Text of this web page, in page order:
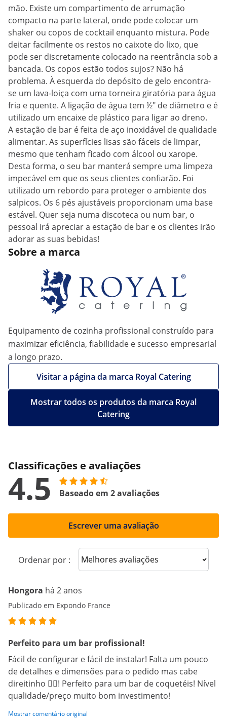
mão. Existe um compartimento de arrumação
compacto na parte lateral, onde pode colocar um
shaker ou copos de cocktail enquanto mistura. Pode
deitar facilmente os restos no caixote do lixo, que
pode ser discretamente colocado na reentrância sob a
bancada. Os copos estão todos sujos? Não há
problema. À esquerda do depósito de gelo encontra-
se um lava-loiça com uma torneira giratória para água
fria e quente. A ligação de água tem ½" de diâmetro e é
utilizado um encaixe de plástico para ligar ao dreno.
A estação de bar é feita de aço inoxidável de qualidade
alimentar. As superfícies lisas são fáceis de limpar,
mesmo que tenham ficado com álcool ou xarope.
Desta forma, o seu bar manterá sempre uma limpeza
impecável em que os seus clientes confiarão. Foi
utilizado um rebordo para proteger o ambiente dos
salpicos. Os 6 pés ajustáveis proporcionam uma base
estável. Quer seja numa discoteca ou num bar, o
pessoal irá apreciar a estação de bar e os clientes irão
adorar as suas bebidas!
Sobre a marca
Equipamento de cozinha profissional construído para
maximizar eficiência, fiabilidade e sucesso empresarial
a longo prazo.
Visitar a página da marca Royal Catering
Mostrar todos os produtos da marca Royal
Catering
Classificações e avaliações
4.5 Baseado em 2 avaliações
Escrever uma avaliação
Ordenar por : Sort reviews
Hongora há 2 anos
Publicado em Expondo France
Perfeito para um bar profissional!
Fácil de configurar e fácil de instalar! Falta um pouco
de detalhes e dimensões para o pedido mas cabe
direitinho 😮‍💨! Perfeito para um bar de coquetéis! Nível
qualidade/preço muito bom investimento!
Mostrar comentário original